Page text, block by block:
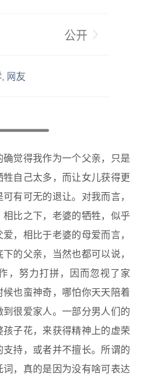
觉得我作为一个父亲，只是
自己太多，而让女儿获得更
有可无的退让。对我而言，
比之下，老婆的牺牲，似乎
，相比于老婆的母爱而言，
的父亲，当然也都可以说，
，努力打拼，因而忽视了家
也蛮神奇，哪怕你天天陪着
很爱家人。一部分男人们的
子花，来获得精神上的虚荣
持，或者并不擅长。所谓的
，真的是因为没有啥可表达